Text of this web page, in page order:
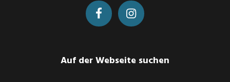
Auf der Webseite suchen